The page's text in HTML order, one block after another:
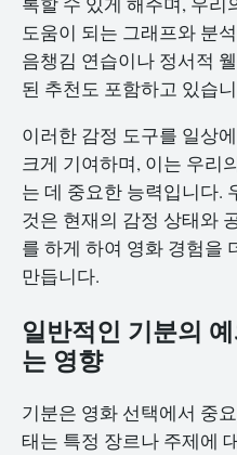
도움이 되는 그래프와 분
음챙김 연습이나 정서적
된 추천도 포함하고 있습
이러한 감정 도구를 일상
크게 기여하며, 이는 우리
는 데 중요한 능력입니다.
것은 현재의 감정 상태와
를 하게 하여 영화 경험을
만듭니다.
일반적인 기분의
는 영향
기분은 영화 선택에서 중
태는 특정 장르나 주제에